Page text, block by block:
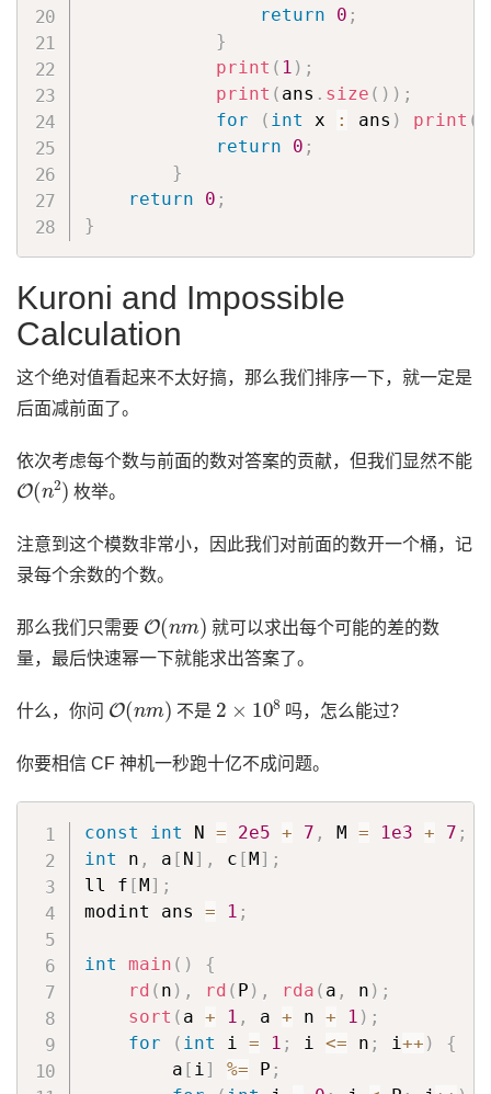
return
0 ;
}
print ( 1 ) ;
print ( ans . size ( ) ) ;
for
( int x : ans ) print (
return
0 ;
}
return
0 ;
}
Kuroni and Impossible
Calculation
这个绝对值看起来不太好搞，那么我们排序一下，就一定是
后面减前面了。
依次考虑每个数与前面的数对答案的贡献，但我们显然不能
O( 2)
枚举。
注意到这个模数非常小，因此我们对前面的数开一个桶，记
录每个余数的个数。
那么我们只需要
O( )
就可以求出每个可能的差的数
量，最后快速幂一下就能求出答案了。
什么，你问
O( )
不是
2 108
吗，怎么能过？
你要相信 CF 神机一秒跑十亿不成问题。
const int N = 2e5 + 7 , M = 1e3 + 7 ;
int n , a [ N] , c [M] ;
ll f [M] ;
modint ans = 1 ;
int main ( )
{
rd ( n ) , rd ( P ) , rda ( a , n ) ;
sort ( a + 1 , a + n + 1 ) ;
for
( int i = 1 ; i <= n ; i++ )
{
        a
[ i] %= P ;